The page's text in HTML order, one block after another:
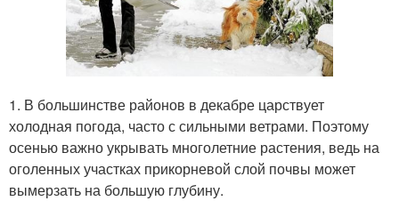
1. В большинстве районов в декабре царствует
холодная погода, часто с сильными ветрами. Поэтому
осенью важно укрывать многолетние растения, ведь на
оголенных участках прикорневой слой почвы может
вымерзать на большую глубину.